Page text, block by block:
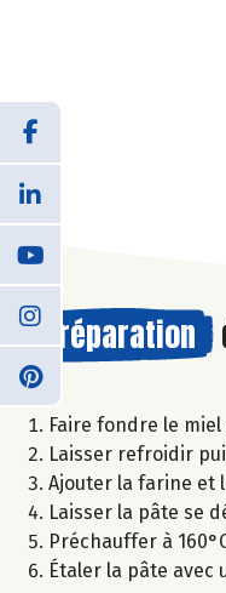
Préparation
Faire fondre le
Laisser refroidir
Ajouter la farine et
Laisser la pâte se
Préchauffer à
Étaler la pâte avec